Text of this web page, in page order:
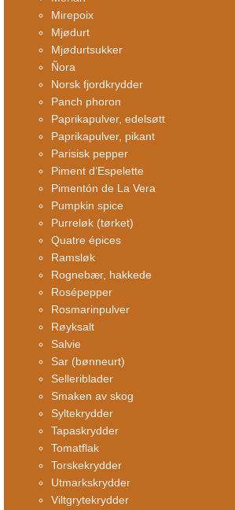
Mirepoix
Mjødurt
Mjødurtsukker
Ñora
Norsk fjordkrydder
Panch phoron
Paprikapulver, edelsøtt
Paprikapulver, pikant
Parisisk pepper
Piment d’Espelette
Pimentón de La Vera
Pumpkin spice
Purreløk (tørket)
Quatre épices
Ramsløk
Rognebær, hakkede
Rosépepper
Rosmarinpulver
Røyksalt
Salvie
Sar (bønneurt)
Selleriblader
Smaken av skog
Syltekrydder
Tapaskrydder
Tomatflak
Torskekrydder
Utmarkskrydder
Viltgrytekrydder